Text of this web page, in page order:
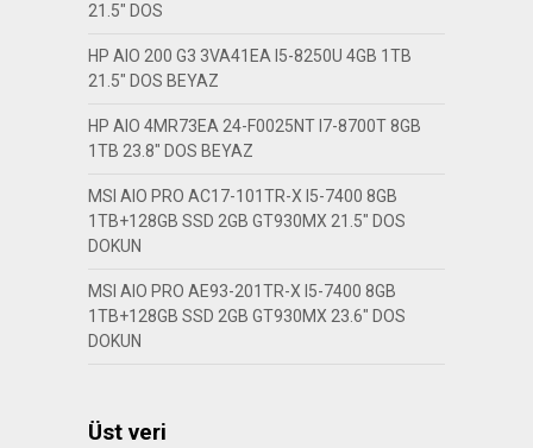
21.5″ DOS
HP AIO 200 G3 3VA41EA I5-8250U 4GB 1TB
21.5″ DOS BEYAZ
HP AIO 4MR73EA 24-F0025NT I7-8700T 8GB
1TB 23.8″ DOS BEYAZ
MSI AIO PRO AC17-101TR-X I5-7400 8GB
1TB+128GB SSD 2GB GT930MX 21.5″ DOS
DOKUN
MSI AIO PRO AE93-201TR-X I5-7400 8GB
1TB+128GB SSD 2GB GT930MX 23.6″ DOS
DOKUN
Üst veri